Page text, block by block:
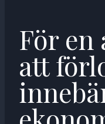
För en
att